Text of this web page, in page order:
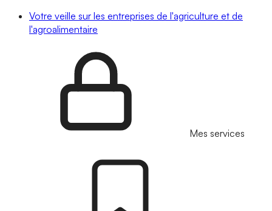
Votre veille sur les entreprises de l'agriculture et de
l'agroalimentaire
Mes services